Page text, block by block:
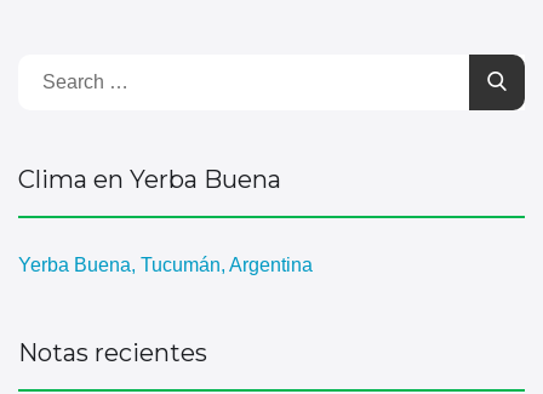
Clima en Yerba Buena
Yerba Buena, Tucumán, Argentina
Notas recientes